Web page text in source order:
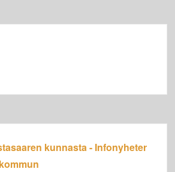
kunnasta - Infonyheter